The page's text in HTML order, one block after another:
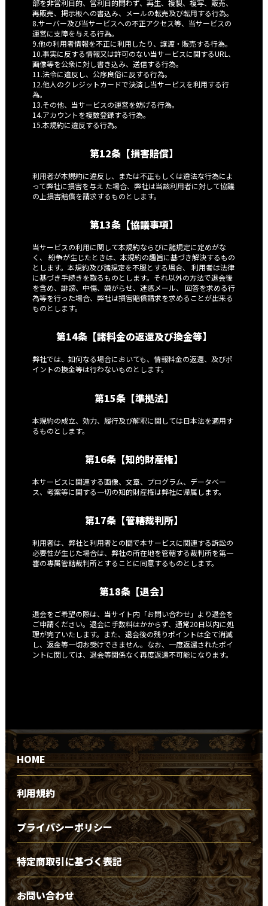
部を非営利目的、営利目的問わず、再生、複製、複写、販売、
再販売、掲示板への書込み、メールの転売及び転用する行為。
8.サーバー及び当サービスへの不正アクセス等、当サービスの
運営に支障を与える行為。
9.他の利用者情報を不正に利用したり、譲渡・販売する行為。
10.事実に反する情報又は許可のない当サービスに関するURL、
画像等を公衆に対し書き込み、送信する行為。
11.法令に違反し、公序良俗に反する行為。
12.他人のクレジットカードで決済し当サービスを利用する行
為。
13.その他、当サービスの運営を妨げる行為。
14.アカウントを複数登録する行為。
15.本規約に違反する行為。
第12条【損害賠償】
利用者が本規約に違反し、または不正もしくは違法な行為によ
って弊社に損害を与え た場合、弊社は当該利用者に対して協議
の上損害賠償を請求するものとします。
第13条【協議事項】
当サービスの利用に関して本規約ならびに諸規定に定めがな
く、 紛争が生じたときは、本規約の趣旨に基づき解決するもの
とします。本規約及び諸規定を不服とする場合、 利用者は法律
に基づき手続きを取るものとします。それ以外の方法で退会後
を含め、誹謗、中傷、嫌がらせ、迷惑メール、 回答を求める行
為等を行った場合、弊社は損害賠償請求を求めることが出来る
ものとします。
第14条【諸料金の返還及び換金等】
弊社では、如何なる場合においても、情報料金の返還、及びポ
イントの換金等は行わないものとします。
第15条【準拠法】
本規約の成立、効力、履行及び解釈に関しては日本法を適用す
るものとします。
第16条【知的財産権】
本サービスに関連する画像、文章、プログラム、データベー
ス、考案等に関する一切の知的財産権は弊社に帰属します。
第17条【管轄裁判所】
利用者は、弊社と利用者との間で本サービスに関連する訴訟の
必要性が生じた場合は、弊社の所在地を管轄する裁判所を第一
審の専属管轄裁判所とすることに同意するものとします。
第18条【退会】
退会をご希望の際は、当サイト内「お問い合わせ」より退会を
ご申請ください。退会に手数料はかからず、通常20日以内に処
理が完了いたします。また、退会後の残りポイントは全て消滅
し、返金等一切お受けできません。なお、一度返還されたポイ
ントに関しては、退会等関係なく再度返還不可能になります。
HOME
利用規約
プライバシーポリシー
特定商取引に基づく表記
お問い合わせ